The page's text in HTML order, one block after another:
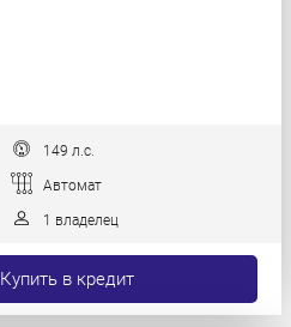
149 л.с.
Автомат
1 владелец
Купить в кредит